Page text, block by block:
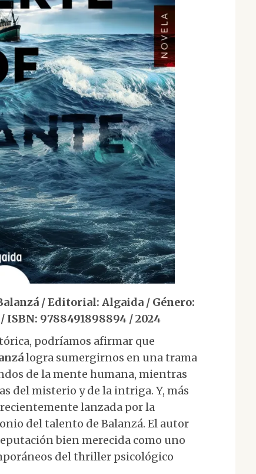
/ Editorial: Algaida / Género:
ISBN: 9788491898894 / 2024
podríamos afirmar que
logra sumergirnos en una trama
de la mente humana, mientras
del misterio y de la intriga. Y, más
lanzada por la
del talento de Balanzá. El autor
bien merecida como uno
del thriller psicológico